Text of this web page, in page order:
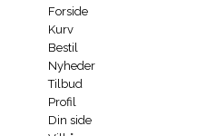
Forside
Kurv
Bestil
Nyheder
Tilbud
Profil
Din side